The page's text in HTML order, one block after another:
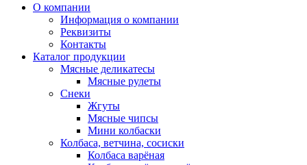
О компании
Информация о компании
Реквизиты
Контакты
Каталог продукции
Мясные деликатесы
Мясные рулеты
Снеки
Жгуты
Мясные чипсы
Мини колбаски
Колбаса, ветчина, сосиски
Колбаса варёная